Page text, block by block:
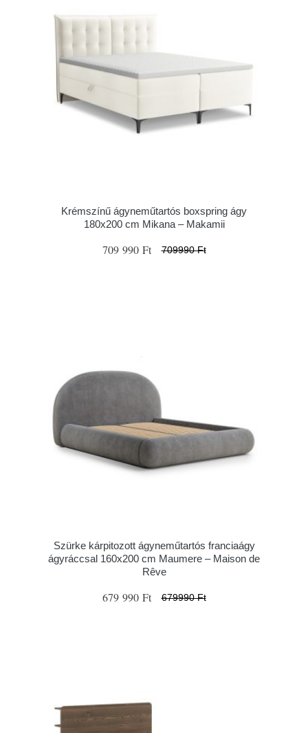
Krémszínű ágyneműtartós boxspring ágy
180x200 cm Mikana – Makamii
709 990 Ft 709990 Ft
Szürke kárpitozott ágyneműtartós franciaágy
ágyráccsal 160x200 cm Maumere – Maison de
Rêve
679 990 Ft 679990 Ft